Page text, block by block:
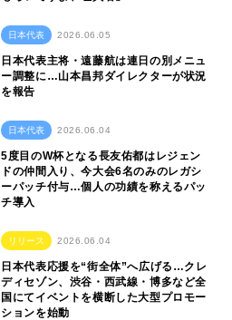
日本代表 2026.06.05
日本代表主将・遠藤航は連日の別メニュ
ー調整に…山本昌邦ダイレクターが状況
を報告
日本代表 2026.06.04
5度目のW杯となる長友佑都はレジェン
ドの仲間入り、今大会6名のみのレガシ
ーパッチ付与…個人の功績を称えるパッ
チ導入
リリース 2026.06.04
日本代表応援を“街全体”へ広げる…クレ
ディセゾン、渋谷・西武線・博多など全
国にてイベントを横断した大型プロモー
ションを始動